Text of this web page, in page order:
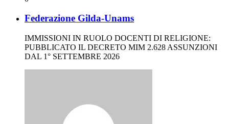
Federazione Gilda-Unams
IMMISSIONI IN RUOLO DOCENTI DI RELIGIONE:
PUBBLICATO IL DECRETO MIM 2.628 ASSUNZIONI
DAL 1° SETTEMBRE 2026